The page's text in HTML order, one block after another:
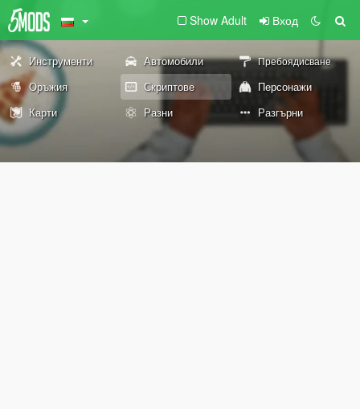
Show Adult Вход
Инструменти Автомобили Пребоядисване
Оръжия Скриптове
Персонажи
Карти
Разни Разгърни